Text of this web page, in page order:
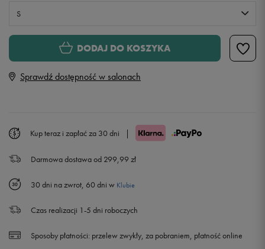
S
M Powiadom o dostępności
XL Powiadom o dostępności
Powiadom o dostępności
DODAJ DO KOSZYKA
Sprawdź dostępność w salonach
Kup teraz i zapłać za 30 dni |
Darmowa dostawa od 299,99 zł
30 dni na zwrot, 60 dni w Klubie
Czas realizacji 1-5 dni roboczych
Sposoby płatności: przelew zwykły, za pobraniem, płatność online